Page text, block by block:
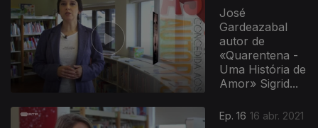
José
Gardeazabal
autor de
«Quarentena -
Uma História de
Amor» Sigrid...
Ep. 16 16 abr. 2021